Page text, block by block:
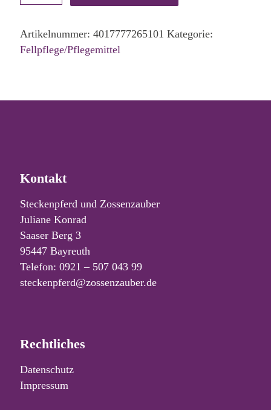
Artikelnummer: 4017777265101 Kategorie:
Fellpflege/Pflegemittel
Kontakt
Steckenpferd und Zossenzauber
Juliane Konrad
Saaser Berg 3
95447 Bayreuth
Telefon: 0921 – 507 043 99
steckenpferd@zossenzauber.de
Rechtliches
Datenschutz
Impressum